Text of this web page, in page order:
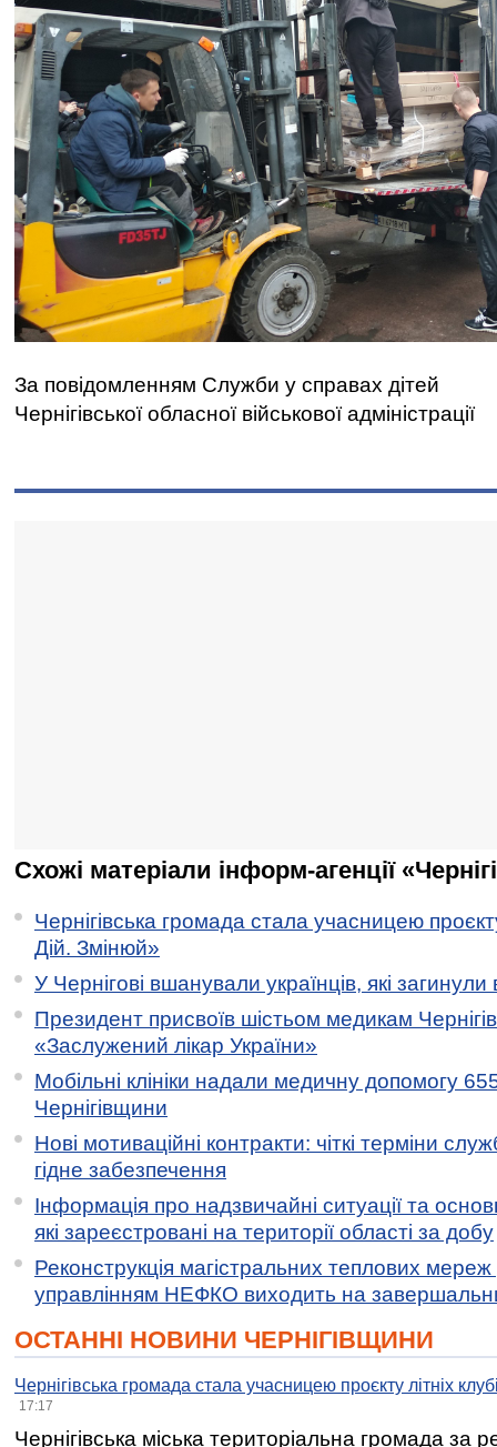
За повідомленням Служби у справах дітей
Чернігівської обласної військової адміністрації
Схожі матеріали інформ-агенції
Чернігівська громада стала учасницею
Дій. Змінюй»
У Чернігові вшанували українців, які загинули
Президент присвоїв шістьом медикам
«Заслужений лікар України»
Мобільні клініки надали медичну допомогу
Чернігівщини
Нові мотиваційні контракти: чіткі терміни
гідне забезпечення
Інформація про надзвичайні ситуації та
які зареєстровані на території області за добу
Реконструкція магістральних теплових мереж
управлінням НЕФКО виходить на
ОСТАННІ НОВИНИ ЧЕРНІГІВЩИНИ
Чернігівська громада стала учасницею проєкту літніх
17:17
Чернігівська міська територіальна громада за